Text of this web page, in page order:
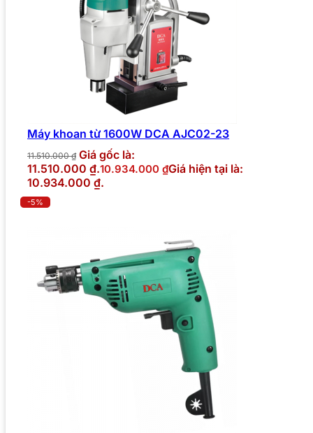
Máy khoan từ 1600W DCA AJC02-23
11.510.000₫ Giá gốc là:
11.510.000 ₫.10.934.000 ₫Giá hiện tại là:
10.934.000 ₫.
-5%